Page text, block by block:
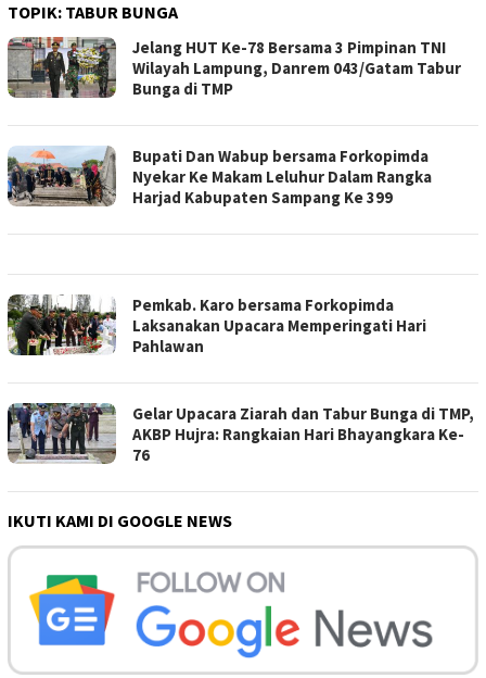
TOPIK: TABUR BUNGA
Jelang HUT Ke-78 Bersama 3 Pimpinan TNI
Wilayah Lampung, Danrem 043/Gatam Tabur
Bunga di TMP
Bupati Dan Wabup bersama Forkopimda
Nyekar Ke Makam Leluhur Dalam Rangka
Harjad Kabupaten Sampang Ke 399
Pemkab. Karo bersama Forkopimda
Laksanakan Upacara Memperingati Hari
Pahlawan
Gelar Upacara Ziarah dan Tabur Bunga di TMP,
AKBP Hujra: Rangkaian Hari Bhayangkara Ke-
76
IKUTI KAMI DI GOOGLE NEWS